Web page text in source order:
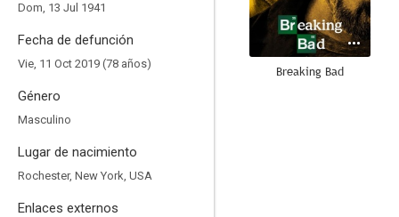
Dom, 13 Jul 1941
Fecha de defunción
Vie, 11 Oct 2019 (78 años)
Género
Masculino
Lugar de nacimiento
Rochester, New York, USA
Enlaces externos
Breaking Bad